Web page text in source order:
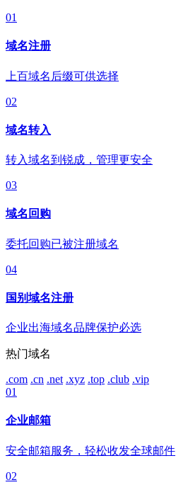
01
域名注册
上百域名后缀可供选择
02
域名转入
转入域名到锐成，管理更安全
03
域名回购
委托回购已被注册域名
04
国别域名注册
企业出海域名品牌保护必选
热门域名
.com .cn .net .xyz .top .club .vip
01
企业邮箱
安全邮箱服务，轻松收发全球邮件
02